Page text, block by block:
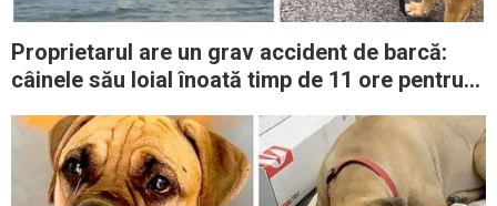
Proprietarul are un grav accident de barcă:
câinele său loial înoată timp de 11 ore pentru